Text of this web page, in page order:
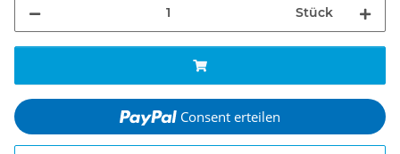
Stück
Consent erteilen